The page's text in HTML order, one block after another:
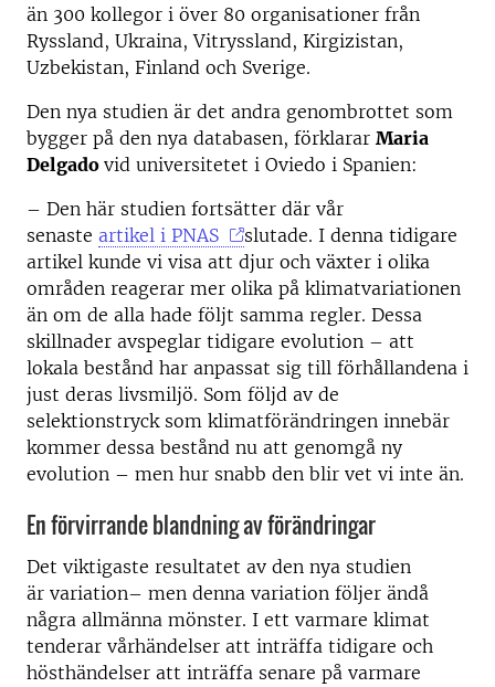
än 300 kollegor i över 80 organisationer från
Ryssland, Ukraina, Vitryssland, Kirgizistan,
Uzbekistan, Finland och Sverige.
Den nya studien är det andra genombrottet som
bygger på den nya databasen, förklarar Maria
Delgado vid universitetet i Oviedo i Spanien:
– Den här studien fortsätter där vår
senaste artikel i PNAS
slutade. I denna tidigare
artikel kunde vi visa att djur och växter i olika
områden reagerar mer olika på klimatvariationen
än om de alla hade följt samma regler. Dessa
skillnader avspeglar tidigare evolution – att
lokala bestånd har anpassat sig till förhållandena i
just deras livsmiljö. Som följd av de
selektionstryck som klimatförändringen innebär
kommer dessa bestånd nu att genomgå ny
evolution – men hur snabb den blir vet vi inte än.
En förvirrande blandning av förändringar
Det viktigaste resultatet av den nya studien
är variation– men denna variation följer ändå
några allmänna mönster. I ett varmare klimat
tenderar vårhändelser att inträffa tidigare och
hösthändelser att inträffa senare på varmare